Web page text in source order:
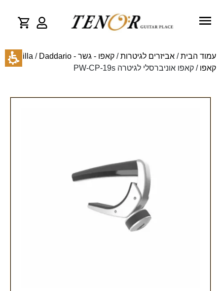
עמוד הבית/ אביזרים לגיטרות/ קאפו - גשר - Cejilla / Daddario
קאפו / קאפו אוניברסלי לגיטרה PW-CP-19s